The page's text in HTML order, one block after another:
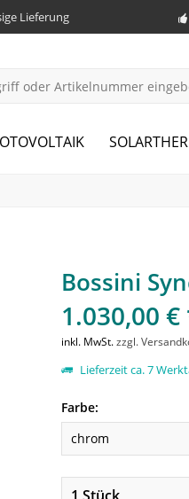
Lieferung
Bossini
1.030,00
inkl. MwSt.zzgl.
Lieferzeit ca. 7
Farbe: